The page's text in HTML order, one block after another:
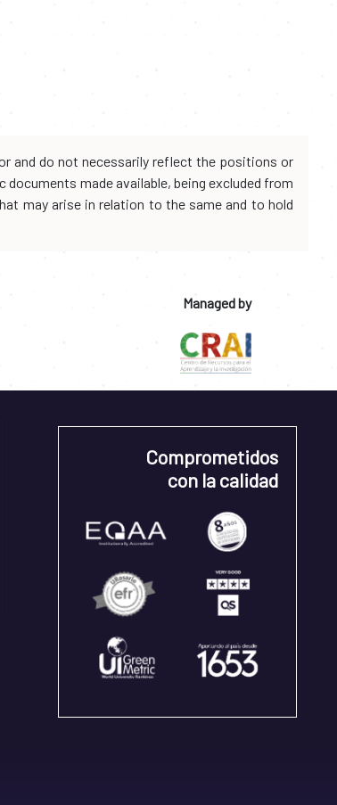
and do not necessarily reflect the positions or
made available, being excluded from
may arise in relation to the same and to hold
Managed by
Comprometidos
con la calidad